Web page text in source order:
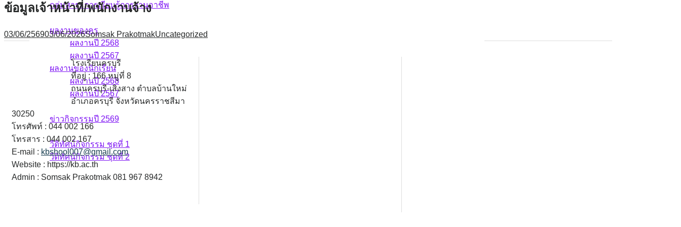
กลุ่มสาระการเรียนรู้การงานอาชีพ
ผลงานของครู
ผลงานปี 2568
ผลงานปี 2567
ผลงานของนักเรียน
ผลงานปี 2568
ผลงานปี 2567
ข่าวกิจกรรม
ข่าวกิจกรรมปี 2569
วีดิทัศน์กิจกรรม
วีดิทัศน์กิจกรรม ชุดที่ 1
วีดิทัศน์กิจกรรม ชุดที่ 2
ข้อมูลเจ้าหน้าที่/พนักงานจ้าง
03/06/256903/06/2026Somsak PrakotmakUncategorized
โรงเรียนครบุรี
ที่อยู่ : 166 หมู่ที่ 8
ถนนครบุรี-เสิงสาง ตำบลบ้านใหม่
อำเภอครบุรี จังหวัดนครราชสีมา
30250
โทรศัพท์ : 044 002 166
โทรสาร : 044 002 167
E-mail : kbshool007@gmail.com
Website : https://kb.ac.th
Admin : Somsak Prakotmak 081 967 8942